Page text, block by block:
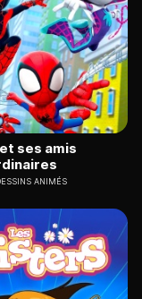
ses amis
ANIMÉS